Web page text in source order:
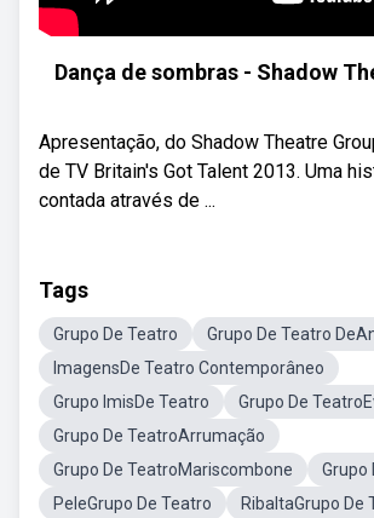
Dança de sombras - Shadow
Apresentação, do Shadow Theatre
de TV Britain's Got Talent 2013. Uma
contada através de ...
Tags
Grupo De Teatro
Grupo De Teatro
ImagensDe Teatro Contemporâneo
Grupo ImisDe Teatro
Grupo De
Grupo De TeatroArrumação
Grupo De TeatroMariscombone
Grupo
PeleGrupo De Teatro
RibaltaGrupo De